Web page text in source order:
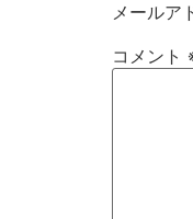
メールア
コメント